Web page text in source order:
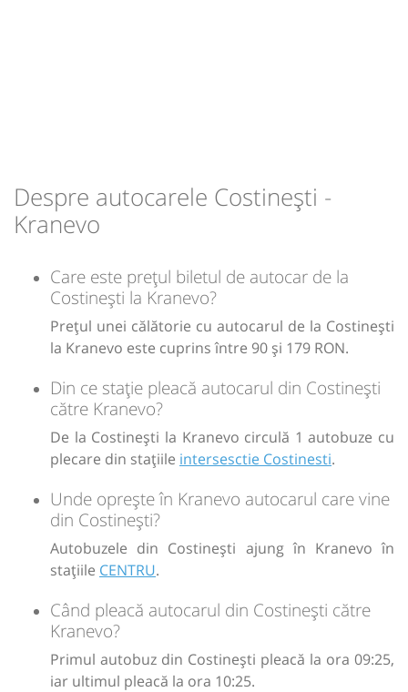
12:20 Kranevo CENTRU
J
179lei Cumpără
Despre autocarele Costinești -
Kranevo
Care este prețul biletul de autocar de la
Costinești la Kranevo?
Prețul unei călătorie cu autocarul de la Costinești
la Kranevo este cuprins între 90 și 179 RON.
Din ce stație pleacă autocarul din Costinești
către Kranevo?
De la Costinești la Kranevo circulă 1 autobuze cu
plecare din stațiile intersesctie Costinesti.
Unde oprește în Kranevo autocarul care vine
din Costinești?
Autobuzele din Costinești ajung în Kranevo în
stațiile CENTRU.
Când pleacă autocarul din Costinești către
Kranevo?
Primul autobuz din Costinești pleacă la ora 09:25,
iar ultimul pleacă la ora 10:25.